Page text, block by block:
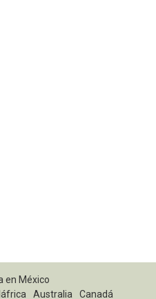
en México
Australia Canadá